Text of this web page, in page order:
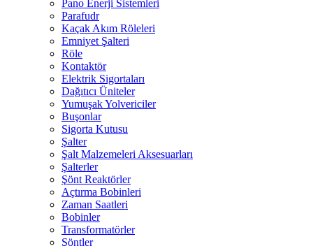
Pano Enerji Sistemleri
Parafudr
Kaçak Akım Röleleri
Emniyet Şalteri
Röle
Kontaktör
Elektrik Sigortaları
Dağıtıcı Üniteler
Yumuşak Yolvericiler
Buşonlar
Sigorta Kutusu
Şalter
Şalt Malzemeleri Aksesuarları
Şalterler
Şönt Reaktörler
Açtırma Bobinleri
Zaman Saatleri
Bobinler
Transformatörler
Şöntler